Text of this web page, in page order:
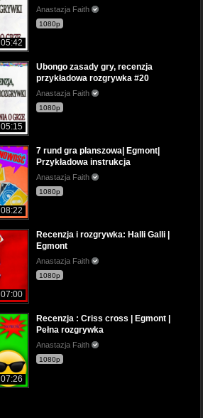
05:42
Anastazja Faith
1080p
05:15
Ubongo zasady gry, recenzja
przykładowa rozgrywka #20
Anastazja Faith
1080p
08:22
7 rund gra planszowa| Egmont|
Przykładowa instrukcja
Anastazja Faith
1080p
07:00
Recenzja i rozgrywka: Halli Galli |
Egmont
Anastazja Faith
1080p
07:26
Recenzja : Criss cross | Egmont |
Pełna rozgrywka
Anastazja Faith
1080p